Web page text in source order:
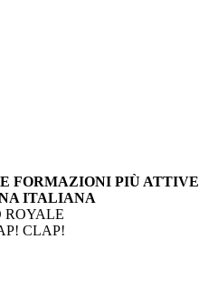
FORMAZIONI PIÙ ATTIVE
ITALIANA
ROYALE
CLAP!